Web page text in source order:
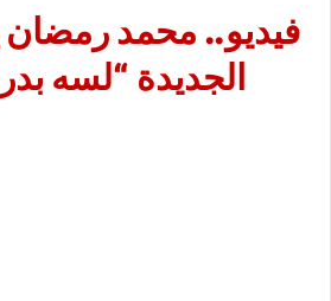
فيديو.. محمد رمضان
الجديدة “لسه